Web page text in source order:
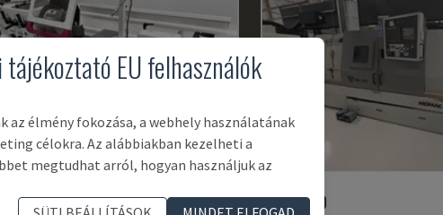
4610 TBI-520
EU felhasználók
az élmény fokozása, a webhely használatának
célokra. Az alábbiakban kezelheti a
megtudhat arról, hogyan használjuk az